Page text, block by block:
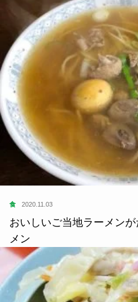
食 2020.11.03
おいしいご当地ラーメン
メン